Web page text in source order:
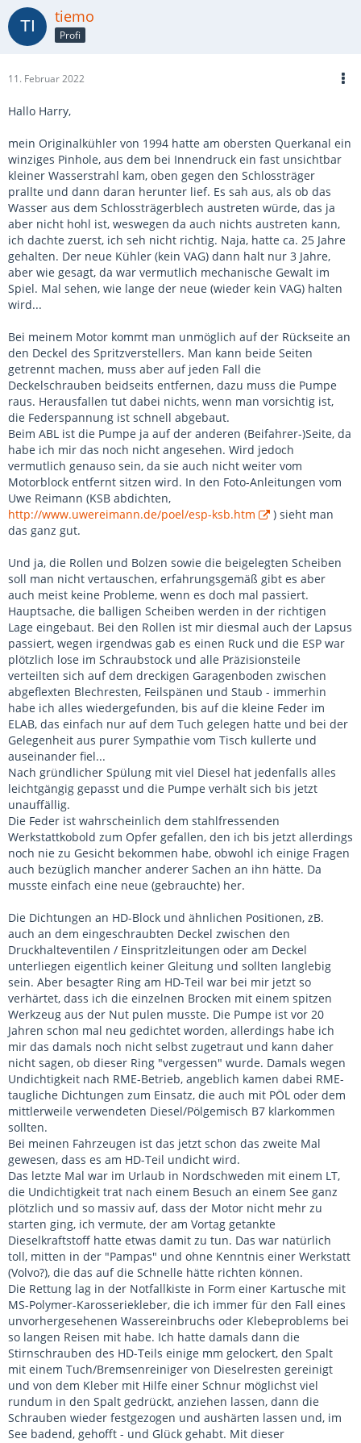
tiemo
Profi
11. Februar 2022
Hallo Harry,
mein Originalkühler von 1994 hatte am obersten Querkanal ein
winziges Pinhole, aus dem bei Innendruck ein fast unsichtbar
kleiner Wasserstrahl kam, oben gegen den Schlossträger
prallte und dann daran herunter lief. Es sah aus, als ob das
Wasser aus dem Schlossträgerblech austreten würde, das ja
aber nicht hohl ist, weswegen da auch nichts austreten kann,
ich dachte zuerst, ich seh nicht richtig. Naja, hatte ca. 25 Jahre
gehalten. Der neue Kühler (kein VAG) dann halt nur 3 Jahre,
aber wie gesagt, da war vermutlich mechanische Gewalt im
Spiel. Mal sehen, wie lange der neue (wieder kein VAG) halten
wird...
Bei meinem Motor kommt man unmöglich auf der Rückseite an
den Deckel des Spritzverstellers. Man kann beide Seiten
getrennt machen, muss aber auf jeden Fall die
Deckelschrauben beidseits entfernen, dazu muss die Pumpe
raus. Herausfallen tut dabei nichts, wenn man vorsichtig ist,
die Federspannung ist schnell abgebaut.
Beim ABL ist die Pumpe ja auf der anderen (Beifahrer-)Seite, da
habe ich mir das noch nicht angesehen. Wird jedoch
vermutlich genauso sein, da sie auch nicht weiter vom
Motorblock entfernt sitzen wird. In den Foto-Anleitungen vom
Uwe Reimann (KSB abdichten,
http://www.uwereimann.de/poel/esp-ksb.htm
) sieht man
das ganz gut.
Und ja, die Rollen und Bolzen sowie die beigelegten Scheiben
soll man nicht vertauschen, erfahrungsgemäß gibt es aber
auch meist keine Probleme, wenn es doch mal passiert.
Hauptsache, die balligen Scheiben werden in der richtigen
Lage eingebaut. Bei den Rollen ist mir diesmal auch der Lapsus
passiert, wegen irgendwas gab es einen Ruck und die ESP war
plötzlich lose im Schraubstock und alle Präzisionsteile
verteilten sich auf dem dreckigen Garagenboden zwischen
abgeflexten Blechresten, Feilspänen und Staub - immerhin
habe ich alles wiedergefunden, bis auf die kleine Feder im
ELAB, das einfach nur auf dem Tuch gelegen hatte und bei der
Gelegenheit aus purer Sympathie vom Tisch kullerte und
auseinander fiel...
Nach gründlicher Spülung mit viel Diesel hat jedenfalls alles
leichtgängig gepasst und die Pumpe verhält sich bis jetzt
unauffällig.
Die Feder ist wahrscheinlich dem stahlfressenden
Werkstattkobold zum Opfer gefallen, den ich bis jetzt allerdings
noch nie zu Gesicht bekommen habe, obwohl ich einige Fragen
auch bezüglich mancher anderer Sachen an ihn hätte. Da
musste einfach eine neue (gebrauchte) her.
Die Dichtungen an HD-Block und ähnlichen Positionen, zB.
auch an dem eingeschraubten Deckel zwischen den
Druckhalteventilen / Einspritzleitungen oder am Deckel
unterliegen eigentlich keiner Gleitung und sollten langlebig
sein. Aber besagter Ring am HD-Teil war bei mir jetzt so
verhärtet, dass ich die einzelnen Brocken mit einem spitzen
Werkzeug aus der Nut pulen musste. Die Pumpe ist vor 20
Jahren schon mal neu gedichtet worden, allerdings habe ich
mir das damals noch nicht selbst zugetraut und kann daher
nicht sagen, ob dieser Ring "vergessen" wurde. Damals wegen
Undichtigkeit nach RME-Betrieb, angeblich kamen dabei RME-
taugliche Dichtungen zum Einsatz, die auch mit PÖL oder dem
mittlerweile verwendeten Diesel/Pölgemisch B7 klarkommen
sollten.
Bei meinen Fahrzeugen ist das jetzt schon das zweite Mal
gewesen, dass es am HD-Teil undicht wird.
Das letzte Mal war im Urlaub in Nordschweden mit einem LT,
die Undichtigkeit trat nach einem Besuch an einem See ganz
plötzlich und so massiv auf, dass der Motor nicht mehr zu
starten ging, ich vermute, der am Vortag getankte
Dieselkraftstoff hatte etwas damit zu tun. Das war natürlich
toll, mitten in der "Pampas" und ohne Kenntnis einer Werkstatt
(Volvo?), die das auf die Schnelle hätte richten können.
Die Rettung lag in der Notfallkiste in Form einer Kartusche mit
MS-Polymer-Karosseriekleber, die ich immer für den Fall eines
unvorhergesehenen Wassereinbruchs oder Klebeproblems bei
so langen Reisen mit habe. Ich hatte damals dann die
Stirnschrauben des HD-Teils einige mm gelockert, den Spalt
mit einem Tuch/Bremsenreiniger von Dieselresten gereinigt
und von dem Kleber mit Hilfe einer Schnur möglichst viel
rundum in den Spalt gedrückt, anziehen lassen, dann die
Schrauben wieder festgezogen und aushärten lassen und, im
See badend, gehofft - und Glück gehabt. Mit dieser